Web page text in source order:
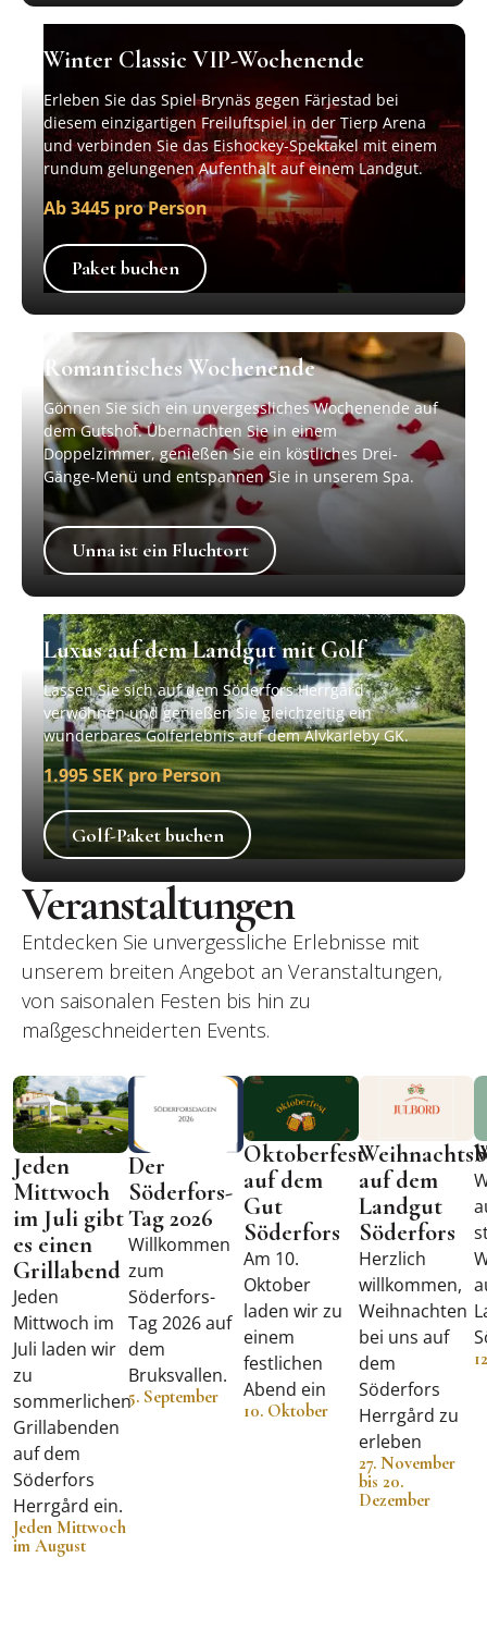
Winter Classic VIP-Wochenende
Erleben Sie das Spiel Brynäs gegen Färjestad bei
diesem einzigartigen Freiluftspiel in der Tierp Arena
und verbinden Sie das Eishockey-Spektakel mit einem
rundum gelungenen Aufenthalt auf einem Landgut.
Ab 3445 pro Person
Paket buchen
Paket buchen
Romantisches Wochenende
Gönnen Sie sich ein unvergessliches Wochenende auf
dem Gutshof. Übernachten Sie in einem
Doppelzimmer, genießen Sie ein köstliches Drei-
Gänge-Menü und entspannen Sie in unserem Spa.
Unna ist ein Fluchtort
Unna ist ein Fluchtort
Luxus auf dem Landgut mit Golf
Lassen Sie sich auf dem Söderfors Herrgård
verwöhnen und genießen Sie gleichzeitig ein
wunderbares Golferlebnis auf dem Älvkarleby GK.
1.995 SEK pro Person
Golf-Paket buchen
Golf-Paket buchen
Veranstaltungen
Entdecken Sie unvergessliche Erlebnisse mit
unserem breiten Angebot an Veranstaltungen,
von saisonalen Festen bis hin zu
maßgeschneiderten Events.
Jeden
Mittwoch
im Juli gibt
es einen
Grillabend
Jeden
Mittwoch im
Juli laden wir
zu
sommerlichen
Grillabenden
auf dem
Söderfors
Herrgård ein.
Jeden Mittwoch
im August
Jeden Mittwoch im Juli gibt es einen Grillabend
Der
Söderfors-
Tag 2026
Willkommen
zum
Söderfors-
Tag 2026 auf
dem
Bruksvallen.
5. September
Der Söderfors-Tag 2026
Oktoberfest
auf dem
Gut
Söderfors
Am 10.
Oktober
laden wir zu
einem
festlichen
Abend ein
10. Oktober
Oktoberfest auf dem Gut
auf dem
Landgut
Söderfors
Herzlich
willkommen,
Weihnachten
bei uns auf
dem
Söderfors
Herrgård zu
erleben
27. November
bis 20.
Dezember